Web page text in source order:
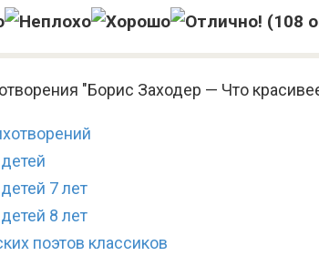
(108
"Борис Заходер — Что
7 лет
8 лет
поэтов классиков